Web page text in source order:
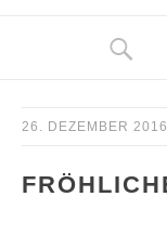
26. DEZEMBER 2016